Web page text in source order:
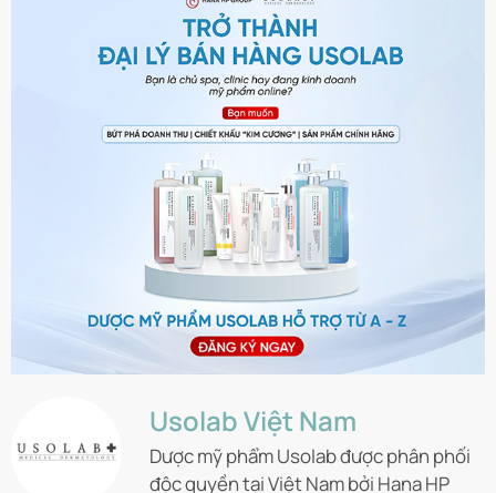
Usolab Việt Nam
Dược mỹ phẩm Usolab được phân phối
độc quyền tại Việt Nam bởi Hana HP